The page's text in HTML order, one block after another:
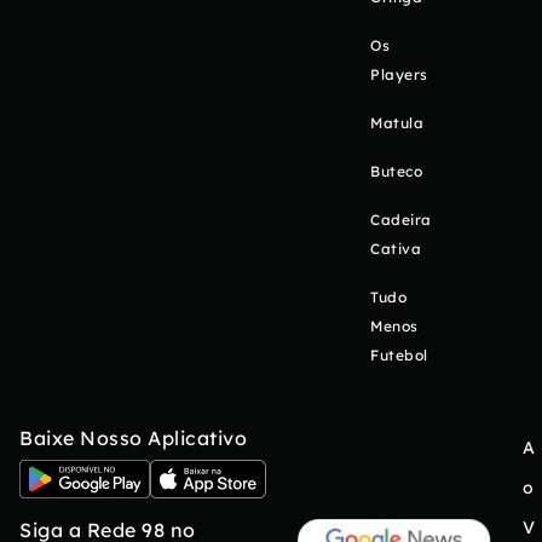
Os
Players
Matula
Buteco
Cadeira
Cativa
Tudo
Menos
Futebol
Baixe Nosso Aplicativo
Siga a Rede 98 no
A
o
V